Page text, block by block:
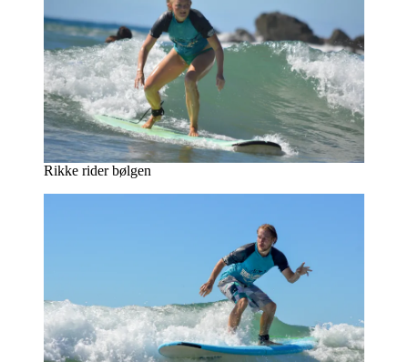
Rikke rider bølgen